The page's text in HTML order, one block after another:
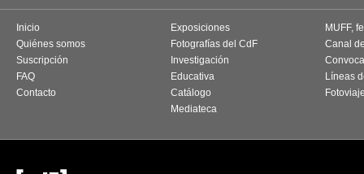
Inicio
Quiénes somos
Suscripción
FAQ
Contacto
Exposiciones
Fotografías del CdF
Investigación
Educativa
Catálogo
Mediateca
MUFF,
Canal
Líneas